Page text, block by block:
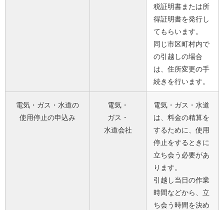
税証明書または所
得証明書を発行し
てもらいます。
同じ市区町村内で
の引越しの場合
は、住所変更の手
続きを行います。
電気・ガス・水道の
使用停止の申込み
電気・
ガス・
水道会社
電気・ガス・水道
は、料金の精算を
するために、使用
停止をするときに
立ち会う必要があ
ります。
引越し当日の作業
時間などから、立
ち会う時間を決め